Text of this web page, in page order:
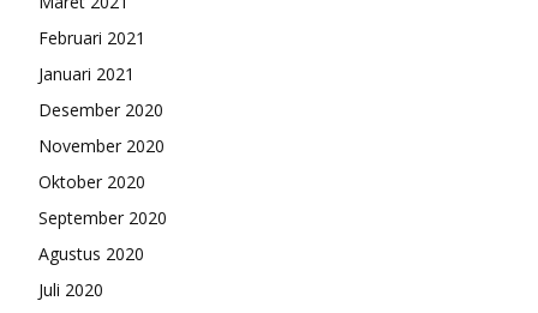
Februari 2021
Januari 2021
Desember 2020
November 2020
Oktober 2020
September 2020
Agustus 2020
Juli 2020